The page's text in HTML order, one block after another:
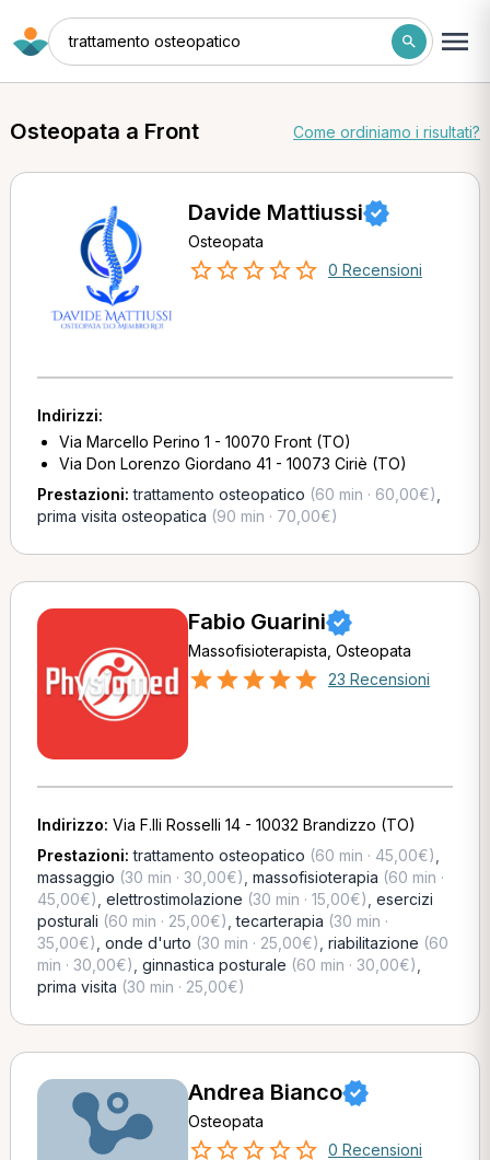
trattamento osteopatico
Osteopata a Front Come ordiniamo i risultati?
Davide Mattiussi
Osteopata
0 Recensioni
Indirizzi:
Via Marcello Perino 1 - 10070 Front (TO)
Via Don Lorenzo Giordano 41 - 10073 Ciriè (TO)
Prestazioni:trattamento osteopatico (60 min · 60,00€)
prima visita osteopatica (90 min · 70,00€)
Fabio Guarini
Massofisioterapista, Osteopata
23 Recensioni
Indirizzo: Via F.lli Rosselli 14 - 10032 Brandizzo (TO)
Prestazioni:trattamento osteopatico (60 min · 45,00€)
massaggio (30 min · 30,00€) massofisioterapia (60 min ·
45,00€) elettrostimolazione (30 min · 15,00€) esercizi
posturali (60 min · 25,00€) ,tecarterapia (30 min ·
35,00€) onde d'urto (30 min · 25,00€) riabilitazione (60
min · 30,00€) ginnastica posturale (60 min · 30,00€)
prima visita (30 min · 25,00€)
Andrea Bianco
Osteopata
0 Recensioni